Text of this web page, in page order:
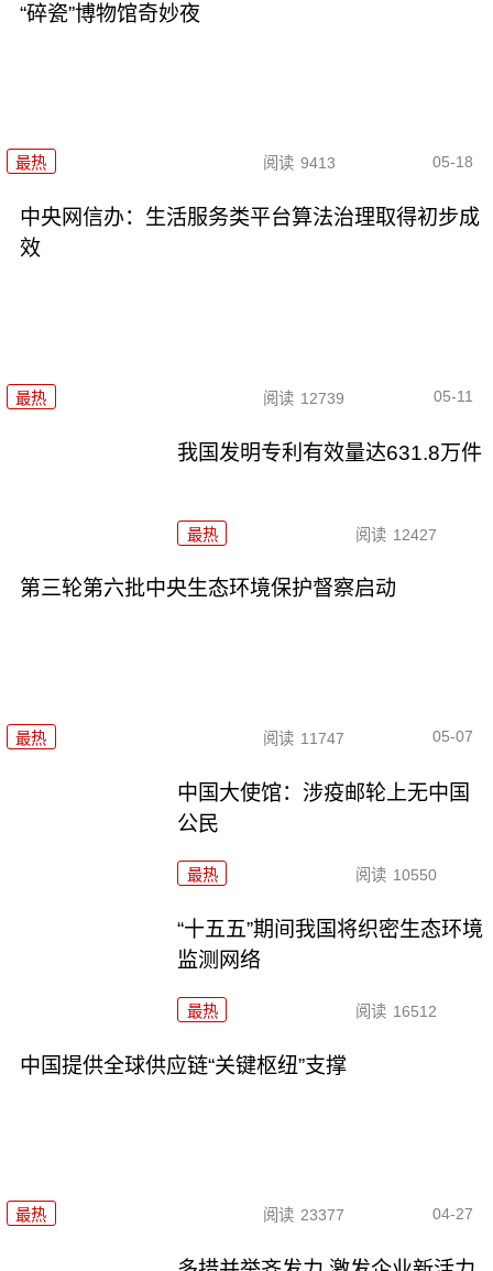
“碎瓷”博物馆奇妙夜
最热 阅读 9413 05-18
中央网信办：生活服务类平台算法治理取得初步成
效
最热 阅读 12739 05-11
我国发明专利有效量达631.8万件
最热 阅读 12427
第三轮第六批中央生态环境保护督察启动
最热 阅读 11747 05-07
中国大使馆：涉疫邮轮上无中国
公民
最热 阅读 10550
“十五五”期间我国将织密生态环境
监测网络
最热 阅读 16512
中国提供全球供应链“关键枢纽”支撑
最热 阅读 23377 04-27